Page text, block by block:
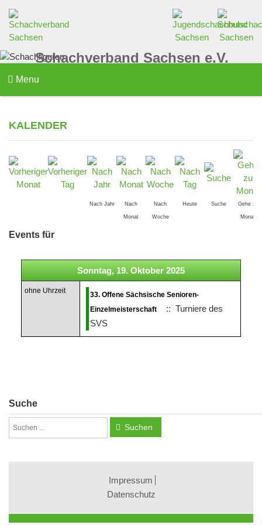
Schachverband Sachsen e.V.
Menu
KALENDER
Nach Jahr Nach
Monat
Nach
Woche
Heute Suche Gehe zu
Monat
Events für
Sonntag, 19. Oktober 2025
ohne Uhrzeit
33. Offene Sächsische Senioren-
Einzelmeisterschaft
:: Turniere des
SVS
Suche
Suchen
Impressum
Datenschutz